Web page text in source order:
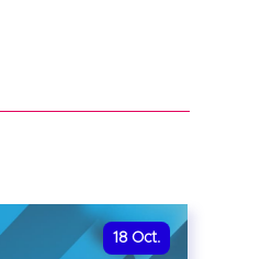
18 Oct.